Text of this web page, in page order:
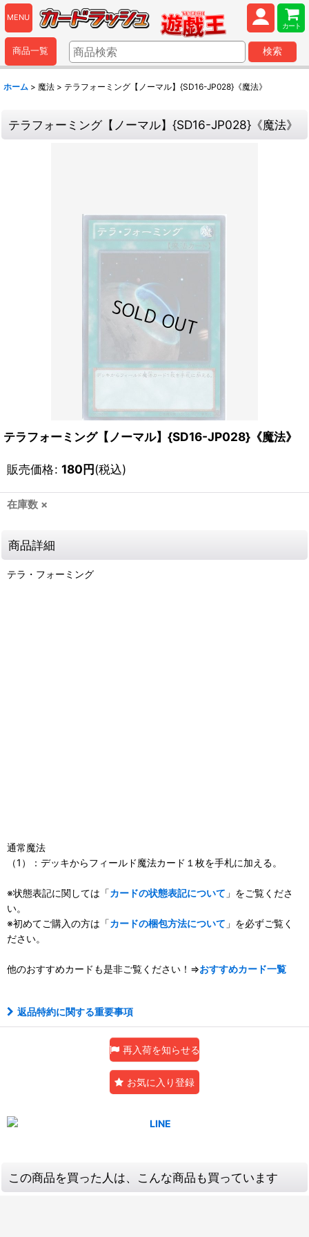
MENU
カート
商品一覧 検索
ホーム > 魔法 > テラフォーミング【ノーマル】{SD16-JP028}《魔法》
テラフォーミング【ノーマル】{SD16-JP028}《魔法》
テラフォーミング【ノーマル】{SD16-JP028}《魔法》
販売価格: 180円(税込)
在庫数 ×
商品詳細
テラ・フォーミング
通常魔法
（1）：デッキからフィールド魔法カード１枚を手札に加える。
※状態表記に関しては「カードの状態表記について 」をご覧くださ
い。
※初めてご購入の方は「カードの梱包方法について 」を必ずご覧く
ださい。
他のおすすめカードも是非ご覧ください！⇒おすすめカード一覧
返品特約に関する重要事項
再入荷を知らせる
お気に入り登録
この商品を買った人は、こんな商品も買っています